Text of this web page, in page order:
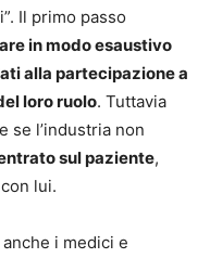
Il primo passo
in modo esaustivo
alla partecipazione a
loro ruolo. Tuttavia
se l’industria non
sul paziente,
lui.
i medici e